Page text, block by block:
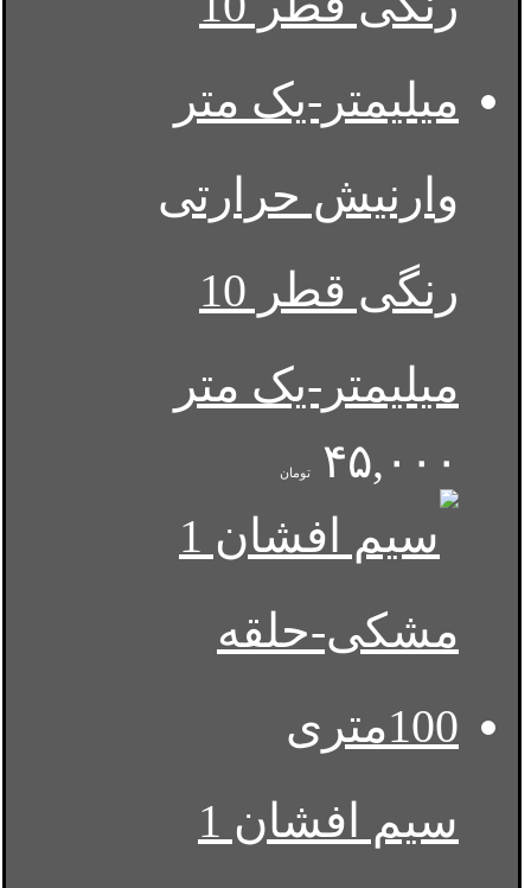
وارنیش حرارتی
رنگی قطر 10
میلیمتر-یک متر
۴۵,۰۰۰
تومان
سیم افشان 1